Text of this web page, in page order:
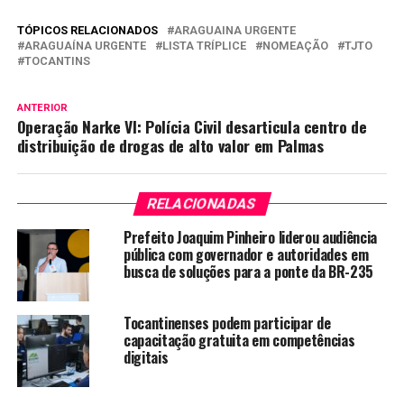
TÓPICOS RELACIONADOS
ARAGUAINA URGENTE
ARAGUAÍNA URGENTE
LISTA TRÍPLICE NOMEAÇÃO
TJTO
TOCANTINS
ANTERIOR
Operação Narke VI: Polícia Civil desarticula centro de
distribuição de drogas de alto valor em Palmas
RELACIONADAS
Prefeito Joaquim Pinheiro liderou audiência
pública com governador e autoridades em
busca de soluções para a ponte da BR-235
Tocantinenses podem participar de
capacitação gratuita em competências
digitais